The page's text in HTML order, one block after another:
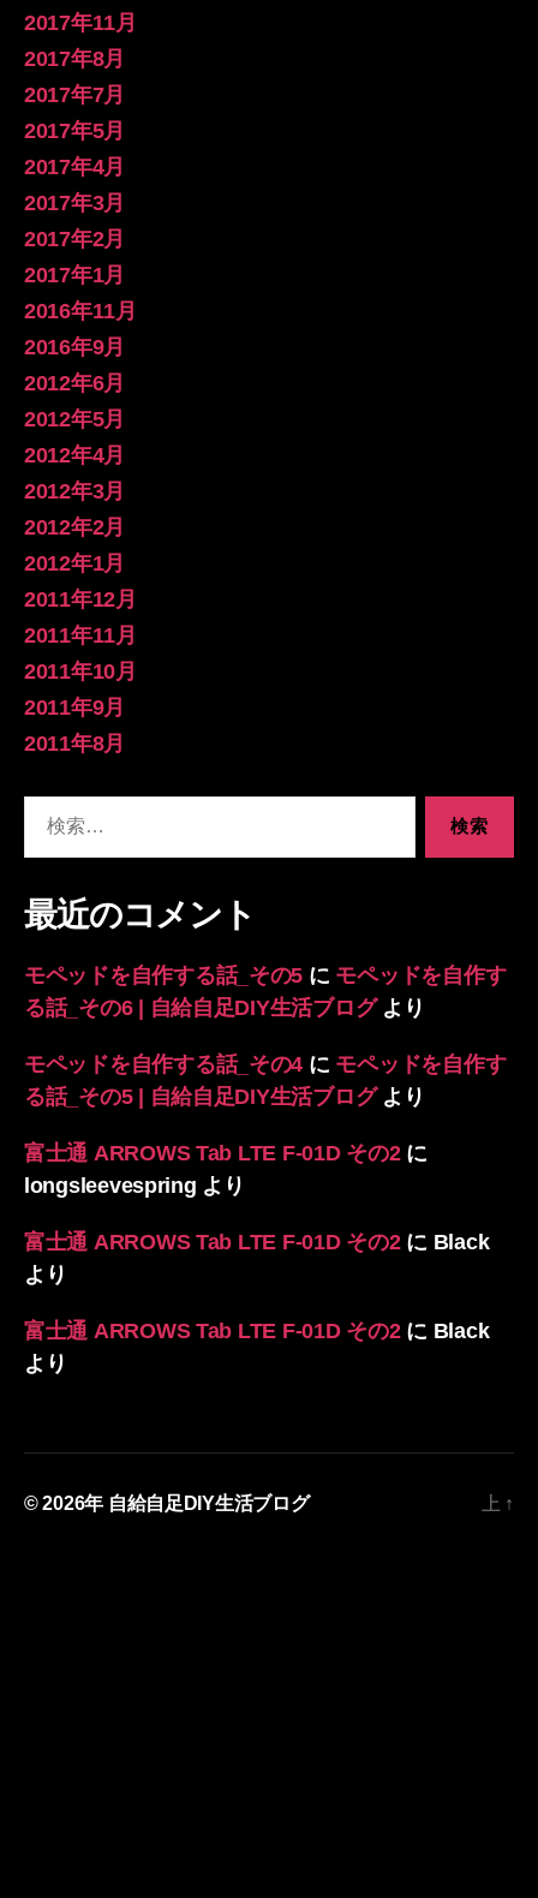
2017年11月
2017年8月
2017年7月
2017年5月
2017年4月
2017年3月
2017年2月
2017年1月
2016年11月
2016年9月
2012年6月
2012年5月
2012年4月
2012年3月
2012年2月
2012年1月
2011年12月
2011年11月
2011年10月
2011年9月
2011年8月
象:
最近のコメント
モペッドを自作する話_その5 に モペッドを自作す
る話_その6 | 自給自足DIY生活ブログより
モペッドを自作する話_その4 に モペッドを自作す
る話_その5 | 自給自足DIY生活ブログより
富士通 ARROWS Tab LTE F-01D その2に
longsleevespring より
富士通 ARROWS Tab LTE F-01D その2に Black
より
富士通 ARROWS Tab LTE F-01D その2に Black
より
© 2026年 自給自足DIY生活ブログ 上 ↑